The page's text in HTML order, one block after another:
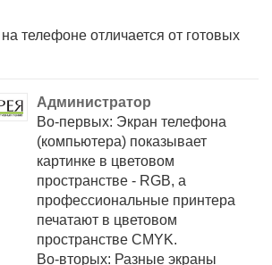
телефоне отличается от готовых
Администратор
Во-первых: Экран телефона
(компьютера) показывает
картинке в цветовом
пространстве - RGB, а
профессиональные принтера
печатают в цветовом
пространстве CMYK.
Во-вторых: Разные экраны